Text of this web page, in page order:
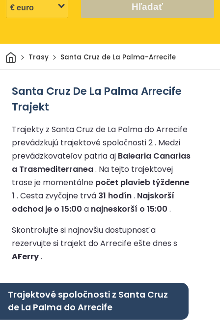
Hľadať
Domov
Trasy Santa Cruz de La Palma-Arrecife
Santa Cruz De La Palma Arrecife
Trajekt
Trajekty z Santa Cruz de La Palma do Arrecife
prevádzkujú trajektové spoločnosti 2 . Medzi
prevádzkovateľov patria aj Balearia Canarias
a Trasmediterranea. Na tejto trajektovej
trase je momentálne počet plavieb týždenne
1 . Cesta zvyčajne trvá 31 hodín. Najskorší
odchod je o 15:00 a najneskorší o 15:00 .
Skontrolujte si najnovšiu dostupnosť a
rezervujte si trajekt do Arrecife ešte dnes s
AFerry.
Trajektové spoločnosti z Santa Cruz
de La Palma do Arrecife